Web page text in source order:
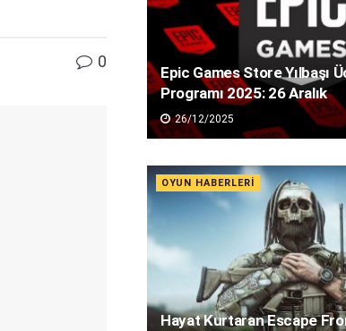
0
Epic Games Store Yılbaşı
Programı 2025: 26 Aralık
26/12/2025
OYUN HABERLERI
Hayat Kurtaran Escape